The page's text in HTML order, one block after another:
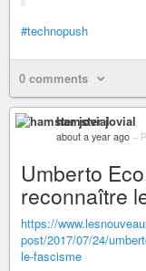
#technopush
0 comments
hamster jovial
about a year ago –
Umberto
reconnaître
https://
post/2017/07/24/
le-fascisme